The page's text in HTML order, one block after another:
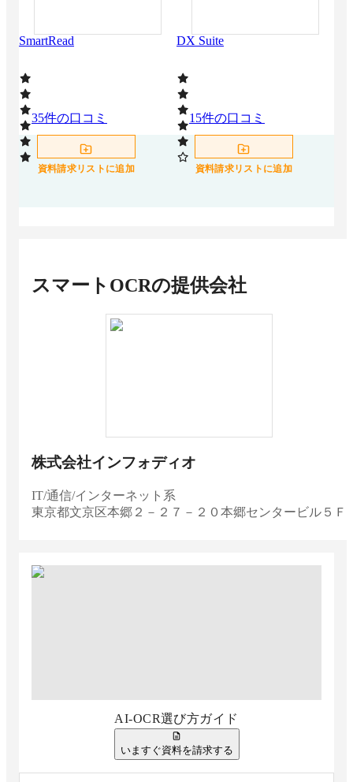
オンプレミス別紹介
SmartRead
35件の口コミ
資料請求リストに追加
DX Suite
15件の口コミ
資料請求リストに追加
スマートOCRの提供会社
株式会社インフォディオ
IT/通信/インターネット系
東京都文京区本郷２－２７－２０本郷センタービル５Ｆ
AI-OCR選び方ガイド
いますぐ資料を請求する